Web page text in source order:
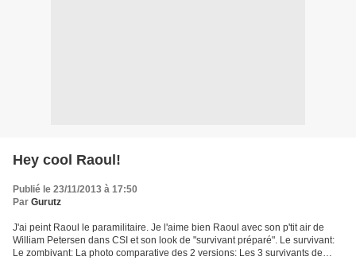
Hey cool Raoul!
Publié le 23/11/2013 à 17:50
Par Gurutz
J'ai peint Raoul le paramilitaire. Je l'aime bien Raoul avec son p'tit air de
William Petersen dans CSI et son look de "survivant préparé". Le survivant:
Le zombivant: La photo comparative des 2 versions: Les 3 survivants de